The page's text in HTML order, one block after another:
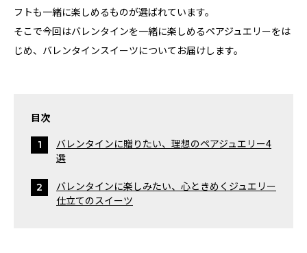
フトも一緒に楽しめるものが選ばれています。
そこで今回はバレンタインを一緒に楽しめるペアジュエリーをは
じめ、バレンタインスイーツについてお届けします。
目次
バレンタインに贈りたい、理想のペアジュエリー4
選
バレンタインに楽しみたい、心ときめくジュエリー
仕立てのスイーツ